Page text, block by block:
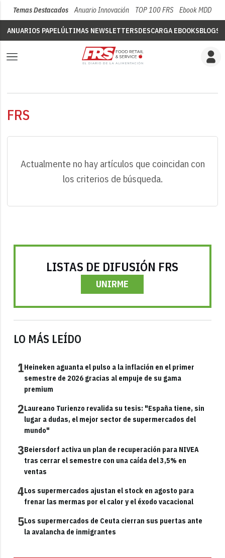
Temas Destacados Anuario Innovación TOP 100 FRS Ebook MDD
ANUARIOS PAPELÚLTIMAS NEWSLETTERSDESCARGA EBOOKSBLOGS
FRS
Actualmente no hay artículos que coincidan con
los criterios de búsqueda.
LISTAS DE DIFUSIÓN FRS
UNIRME
LO MÁS LEÍDO
1Heineken aguanta el pulso a la inflación en el primer
semestre de 2026 gracias al empuje de su gama
premium
2Laureano Turienzo revalida su tesis: "España tiene, sin
lugar a dudas, el mejor sector de supermercados del
mundo"
3Beiersdorf activa un plan de recuperación para NIVEA
tras cerrar el semestre con una caída del 3,5% en
ventas
4Los supermercados ajustan el stock en agosto para
frenar las mermas por el calor y el éxodo vacacional
5Los supermercados de Ceuta cierran sus puertas ante
la avalancha de inmigrantes